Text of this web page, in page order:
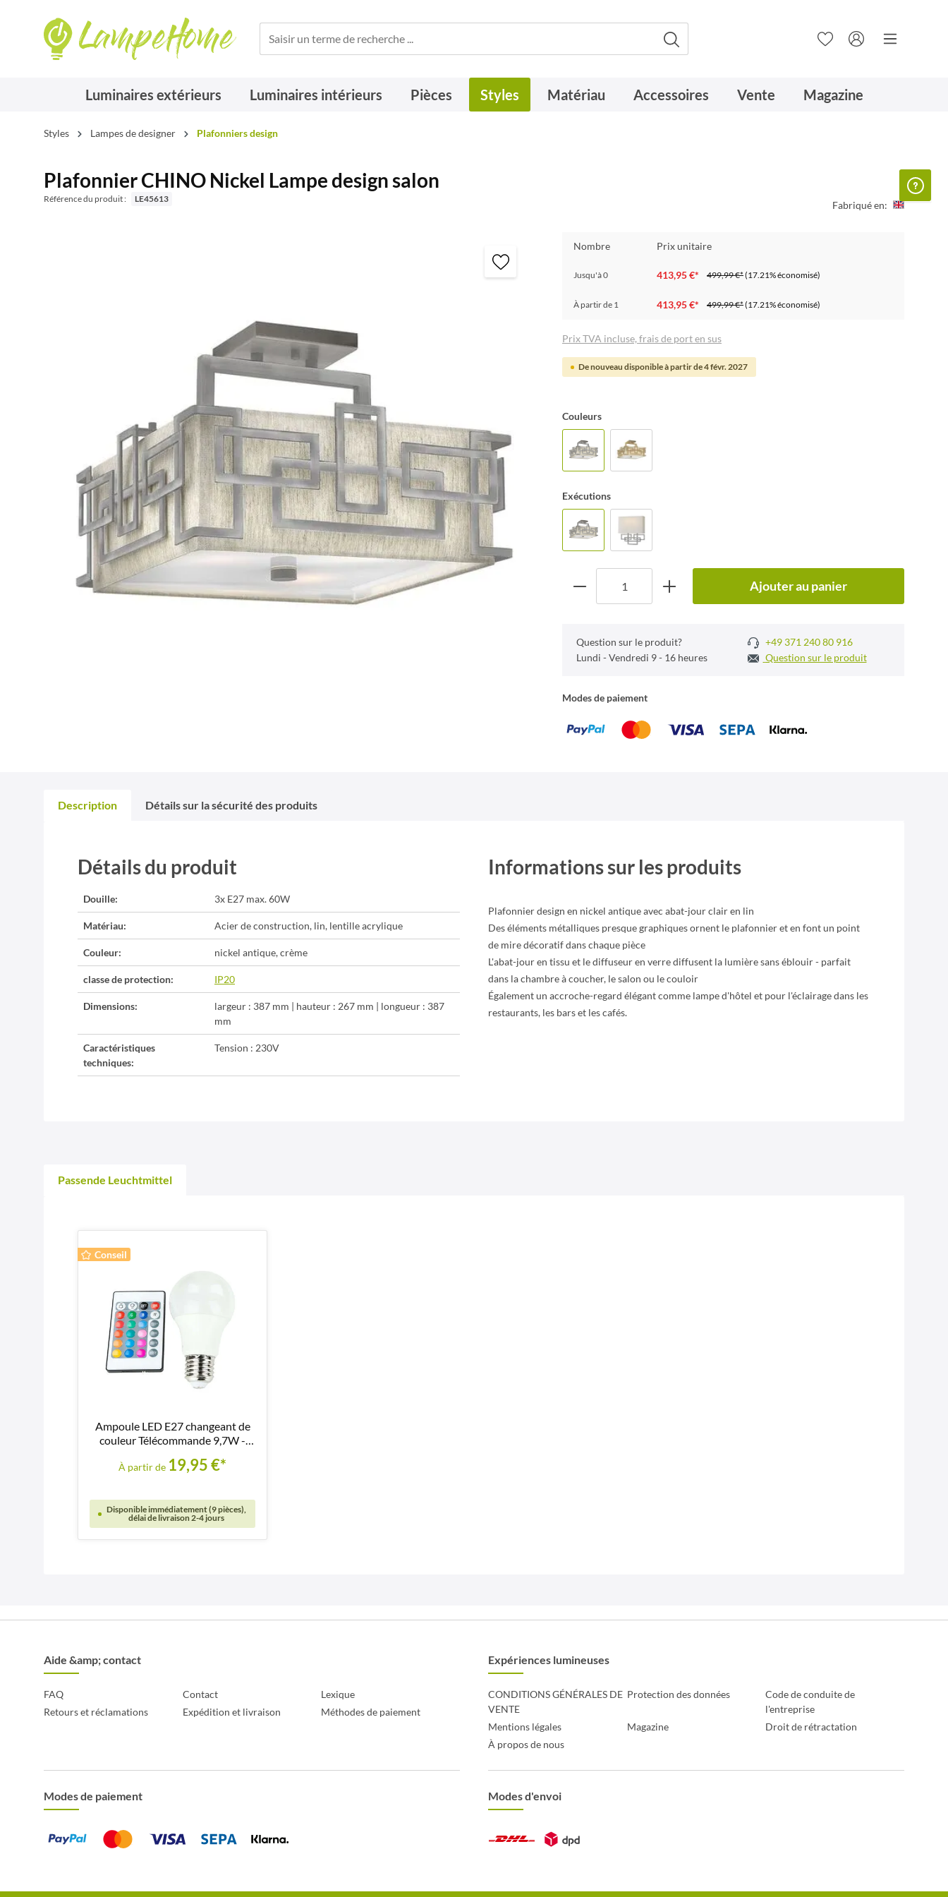
Luminaires extérieurs Luminaires intérieurs Pièces Styles Matériau Accessoires Vente Magazine
Styles Lampes de designer Plafonniers design
Plafonnier CHINO Nickel Lampe design salon
Référence du produit : LE45613 Fabriqué en:
Nombre Prix unitaire
Jusqu'à0 413,95 €* 499,99 €*(17.21% économisé)
À partir de 1 413,95 €* 499,99 €*(17.21% économisé)
Prix TVA incluse, frais de port en sus
De nouveau disponible à partir de 4 févr. 2027
Couleurs
Exécutions
Ajouter au panier
Question sur le produit?
+49 371 240 80 916
Lundi - Vendredi 9 - 16 heures
Question sur le produit
Modes de paiement
Description Détails sur la sécurité des produits
Détails du produit
Douille: 3x E27 max. 60W
Matériau: Acier de construction, lin, lentille acrylique
Couleur: nickel antique, crème
classe de protection: IP20
Dimensions:
largeur : 387 mm | hauteur : 267 mm | longueur : 387
mm
Caractéristiques
techniques:
Tension : 230V
Informations sur les produits
Plafonnier design en nickel antique avec abat-jour clair en lin
Des éléments métalliques presque graphiques ornent le plafonnier et en font un point
de mire décoratif dans chaque pièce
L'abat-jour en tissu et le diffuseur en verre diffusent la lumière sans éblouir - parfait
dans la chambre à coucher, le salon ou le couloir
Également un accroche-regard élégant comme lampe d'hôtel et pour l'éclairage dans les
restaurants, les bars et les cafés.
Passende Leuchtmittel
Conseil
Ampoule LED E27 changeant de
couleur Télécommande 9,7W -
À partir de 19,95 €*
Disponible immédiatement (9 pièces),
délai de livraison 2-4 jours
Aide &amp; contact
FAQ Contact
Lexique
Retours et réclamations
Expédition et livraison Méthodes de paiement
Expériences lumineuses
CONDITIONS GÉNÉRALES DE
VENTE
Protection des données
Code de conduite de
l'entreprise
Mentions légales
Magazine
Droit de rétractation
À propos de nous
Modes de paiement Modes d'envoi